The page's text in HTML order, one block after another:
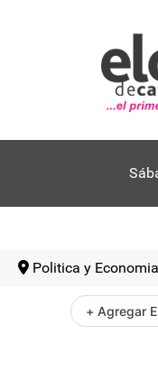
Politica y Economia
+ Agregar